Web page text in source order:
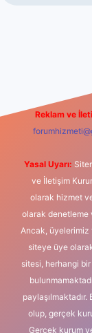
Reklam ve
Yasal Uyarı:
ve İletişim
olarak hizmet
olarak denetleme
Ancak, üyelerimiz
siteye üye
sitesi, herhangi
olup, gerçek
Gerçek kurum